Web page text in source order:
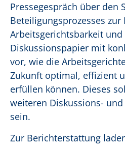
Pressegespräch über den
Beteiligungsprozesses zur
Arbeitsgerichtsbarkeit
Diskussionspapier mit
vor, wie die
Zukunft optimal, effizient
erfüllen können. Dieses
weiteren Diskussions-
sein.
Zur Berichterstattung